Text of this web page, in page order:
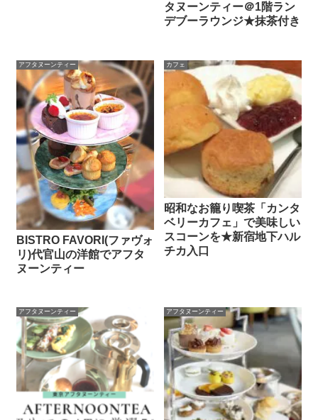
タヌーンティー＠1階ラン
デブーラウンジ★抹茶付き
アフタヌーンティー
BISTRO FAVORI(ファヴォ
リ)代官山の洋館でアフタ
ヌーンティー
カフェ
昭和なお籠り喫茶「カンタ
ベリーカフェ」で美味しい
スコーンを★新宿地下ハル
チカ入口
アフタヌーンティー アフタヌーンティー